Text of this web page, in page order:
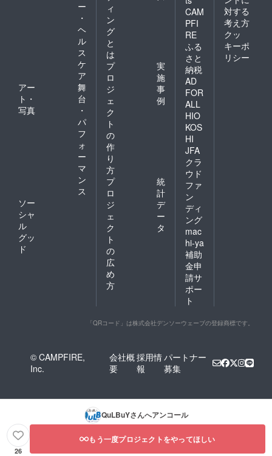
ー
・
ヘ
ル
ス
ケ
ア
アー
ト・
写真
舞
台
・
パ
フ
ォ
ー
マ
ン
ス
ソー
シャ
ル
グッ
ド
ィ
ン
グ
と
は
プ
ロ
ジ
ェ
ク
ト
の
作
り
方
実
施
事
例
プ
ロ
ジ
ェ
ク
ト
の
広
め
方
統
計
デ
ー
タ
CAM
PFI
RE
ふる
さと
納税
AD
FOR
ALL
HIO
KOS
HI
JFA
クラ
ウド
ファ
ン
ディ
ング
mac
hi-ya
補助
金申
請サ
ポー
ト
対する
考え方
クッ
キーポ
リシー
「QRコード」は株式会社デンソーウェーブの登録商標です。
© CAMPFIRE,
Inc.
会社概
要
採用情
報
パートナー
募集
QuLBuYさんへアンコール
26
もう一度プロジェクトをやってほしい